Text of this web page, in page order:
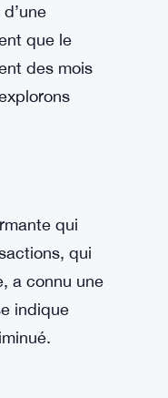
que le
des mois
qui
qui
a connu une
indique